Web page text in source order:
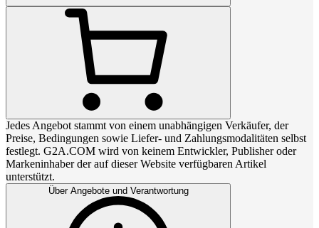
Jedes Angebot stammt von einem unabhängigen Verkäufer, der
Preise, Bedingungen sowie Liefer- und Zahlungsmodalitäten selbst
festlegt. G2A.COM wird von keinem Entwickler, Publisher oder
Markeninhaber der auf dieser Website verfügbaren Artikel
unterstützt.
Über Angebote und Verantwortung